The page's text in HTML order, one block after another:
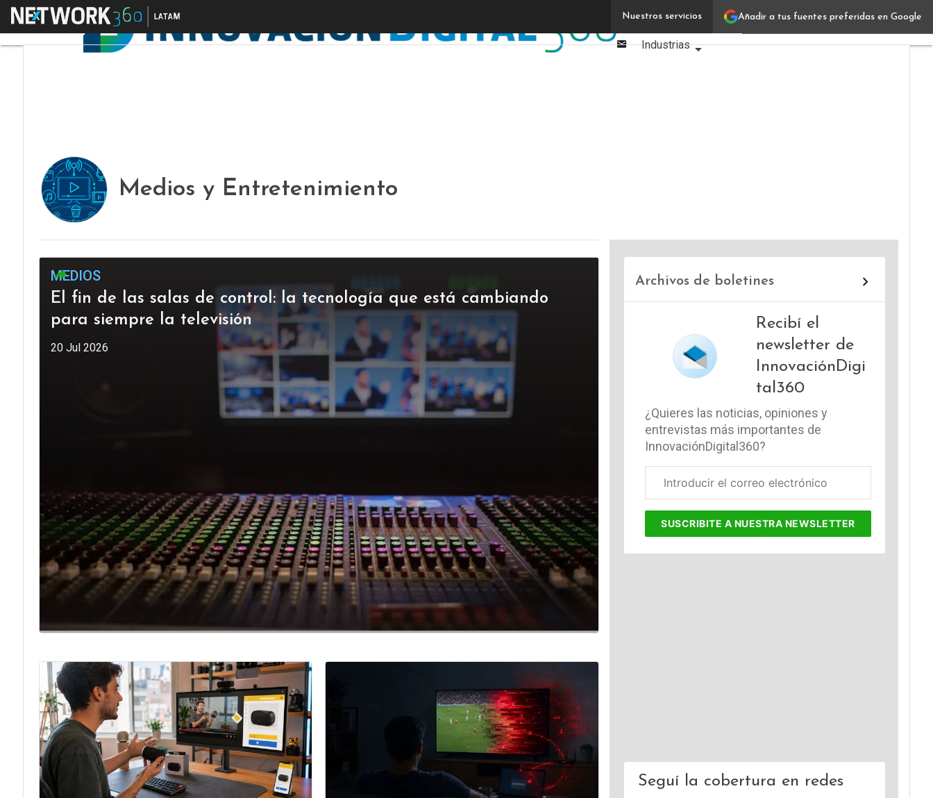
Añadir a tus fuentes preferidas en Google
Nuestros servicios
Menú
Email
Verticales IT
Industrias
Medios y Entretenimiento
MEDIOS
El fin de las salas de control: la tecnología que está cambiando
para siempre la televisión
20 Jul 2026
Archivos de boletines
Recibí el
newsletter de
InnovaciónDigi
tal360
¿Quieres las noticias, opiniones y
entrevistas más importantes de
InnovaciónDigital360?
electrónico
SUSCRIBITE A NUESTRA NEWSLETTER
Seguí la cobertura en redes